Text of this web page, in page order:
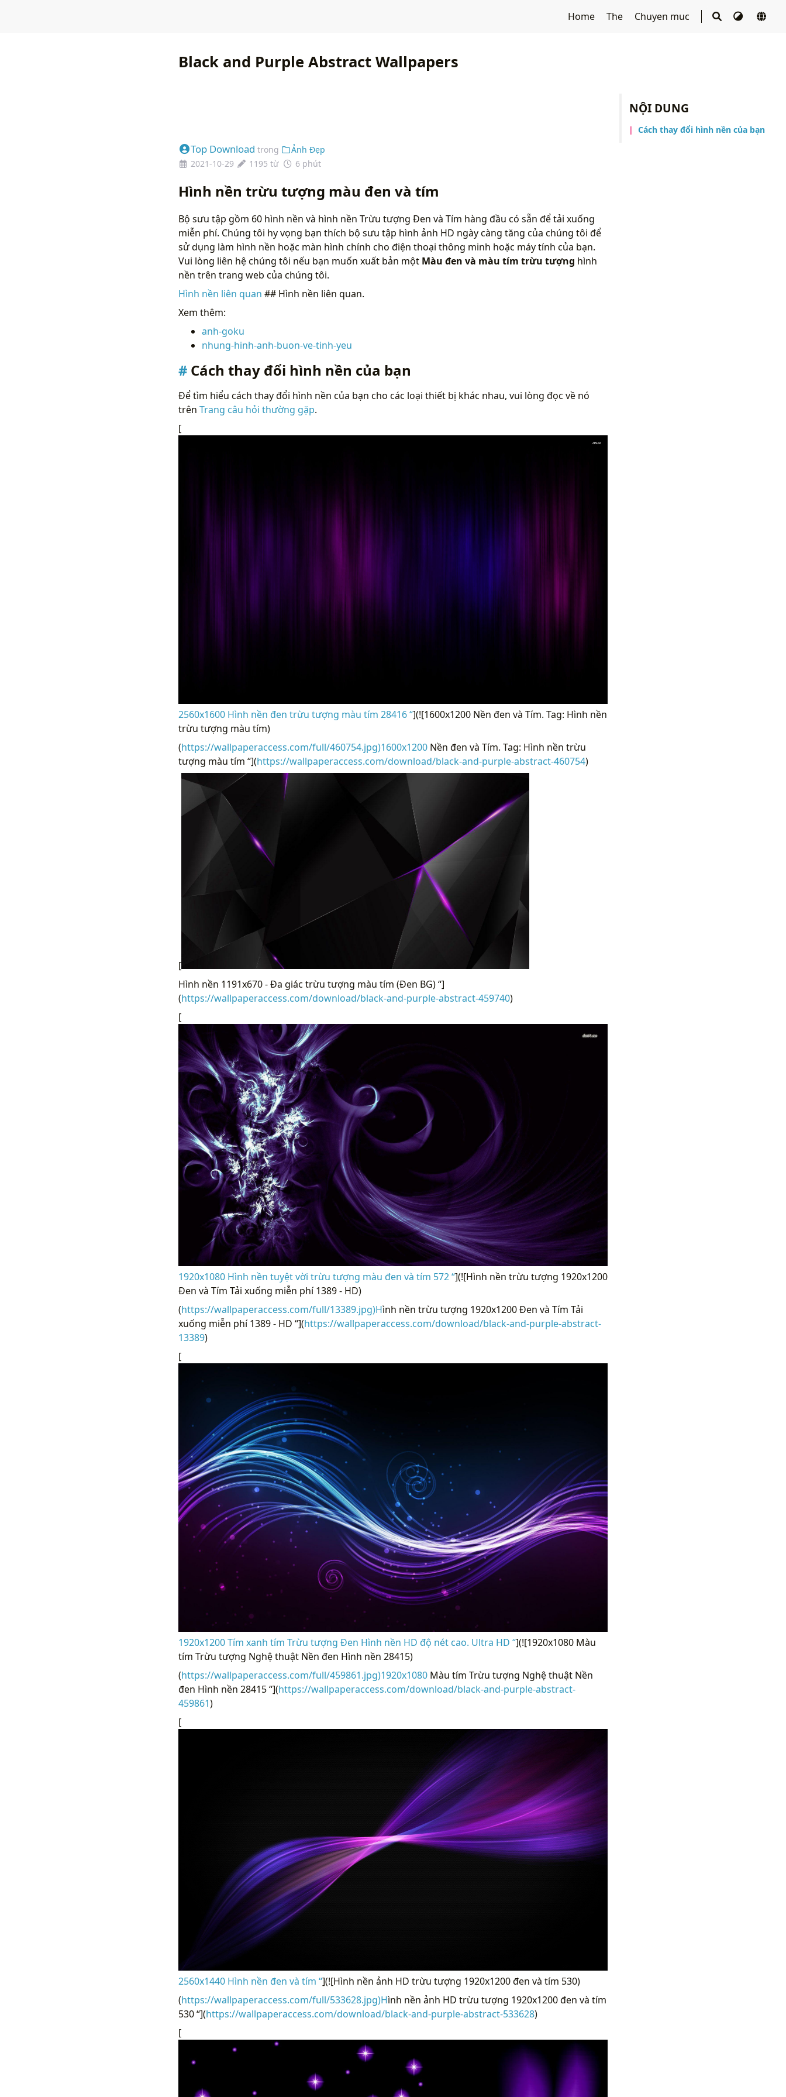
Home The Chuyen muc
NỘI DUNG
Cách thay đổi hình nền của bạn
Black and Purple Abstract Wallpapers
Top Download trong
Ảnh Đẹp
2021-10-29
1195 từ 6 phút
Hình nền trừu tượng màu đen và tím
Bộ sưu tập gồm 60 hình nền và hình nền Trừu tượng Đen và Tím hàng đầu có sẵn để tải xuống
miễn phí. Chúng tôi hy vọng bạn thích bộ sưu tập hình ảnh HD ngày càng tăng của chúng tôi để
sử dụng làm hình nền hoặc màn hình chính cho điện thoại thông minh hoặc máy tính của bạn.
Vui lòng liên hệ chúng tôi nếu bạn muốn xuất bản một Màu đen và màu tím trừu tượng hình
nền trên trang web của chúng tôi.
Hình nền liên quan ## Hình nền liên quan.
Xem thêm:
anh-goku
nhung-hinh-anh-buon-ve-tinh-yeu
Cách thay đổi hình nền của bạn
Để tìm hiểu cách thay đổi hình nền của bạn cho các loại thiết bị khác nhau, vui lòng đọc về nó
trên Trang câu hỏi thường gặp.
[
2560x1600 Hình nền đen trừu tượng màu tím 28416 “](![1600x1200 Nền đen và Tím. Tag: Hình nền
trừu tượng màu tím)
(https://wallpaperaccess.com/full/460754.jpg)1600x1200Nền đen và Tím. Tag: Hình nền trừu
tượng màu tím “](https://wallpaperaccess.com/download/black-and-purple-abstract-460754)
[
Hình nền 1191x670 - Đa giác trừu tượng màu tím (Đen BG) “]
(https://wallpaperaccess.com/download/black-and-purple-abstract-459740)
[
1920x1080 Hình nền tuyệt vời trừu tượng màu đen và tím 572 “](![Hình nền trừu tượng 1920x1200
Đen và Tím Tải xuống miễn phí 1389 - HD)
(https://wallpaperaccess.com/full/13389.jpg)Hình nền trừu tượng 1920x1200 Đen và Tím Tải
xuống miễn phí 1389 - HD “](https://wallpaperaccess.com/download/black-and-purple-abstract-
13389)
[
1920x1200 Tím xanh tím Trừu tượng Đen Hình nền HD độ nét cao. Ultra HD “](![1920x1080 Màu
tím Trừu tượng Nghệ thuật Nền đen Hình nền 28415)
(https://wallpaperaccess.com/full/459861.jpg)1920x1080Màu tím Trừu tượng Nghệ thuật Nền
đen Hình nền 28415 “](https://wallpaperaccess.com/download/black-and-purple-abstract-
459861)
[
2560x1440 Hình nền đen và tím “](![Hình nền ảnh HD trừu tượng 1920x1200 đen và tím 530)
(https://wallpaperaccess.com/full/533628.jpg)Hình nền ảnh HD trừu tượng 1920x1200 đen và tím
530 “](https://wallpaperaccess.com/download/black-and-purple-abstract-533628)
[